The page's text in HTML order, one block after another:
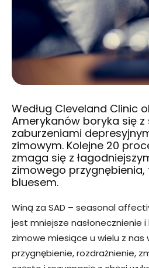
Według Cleveland Clinic
Amerykanów boryka się
zaburzeniami
zimowym. Kolejne 20
zmaga się z
zimowego przygnębienia,
bluesem.
Winą za SAD – seasonal
jest mniejsze nasłonecznienie
zimowe miesiące u wielu z nas
przygnębienie, rozdrażnienie,